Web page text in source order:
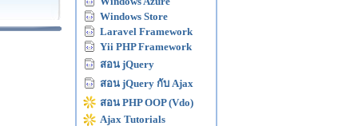
Windows Store
Laravel Framework
Yii PHP Framework
สอน jQuery
สอน jQuery กับ Ajax
สอน PHP OOP (Vdo)
Ajax Tutorials